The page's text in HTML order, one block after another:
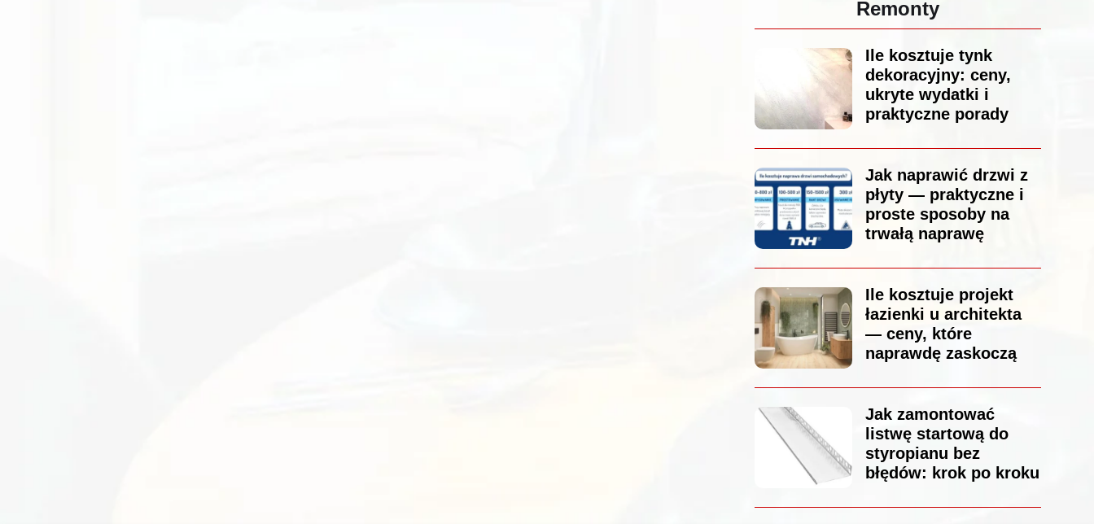
Remonty
Ile kosztuje tynk
dekoracyjny: ceny,
ukryte wydatki i
praktyczne porady
Jak naprawić drzwi z
płyty — praktyczne i
proste sposoby na
trwałą naprawę
Ile kosztuje projekt
łazienki u architekta
— ceny, które
naprawdę zaskoczą
Jak zamontować
listwę startową do
styropianu bez
błędów: krok po kroku